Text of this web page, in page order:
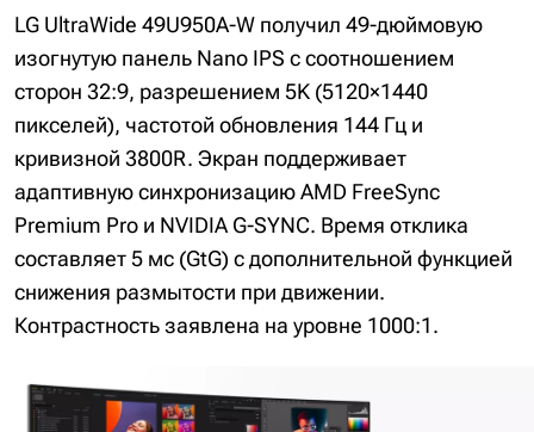
LG UltraWide 49U950A-W получил 49-дюймовую
изогнутую панель Nano IPS с соотношением
сторон 32:9, разрешением 5K (5120×1440
пикселей), частотой обновления 144 Гц и
кривизной 3800R. Экран поддерживает
адаптивную синхронизацию AMD FreeSync
Premium Pro и NVIDIA G-SYNC. Время отклика
составляет 5 мс (GtG) с дополнительной функцией
снижения размытости при движении.
Контрастность заявлена на уровне 1000:1.